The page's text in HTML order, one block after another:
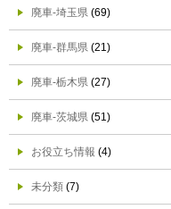
廃車-埼玉県 (69)
廃車-群馬県 (21)
廃車-栃木県 (27)
廃車-茨城県 (51)
お役立ち情報 (4)
未分類 (7)